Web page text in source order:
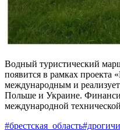
Водный туристический
появится в рамках проекта
международным и
Польше и Украине.
международной
#брестская_область